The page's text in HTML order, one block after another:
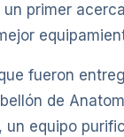
un primer
fueron
de
un equipo